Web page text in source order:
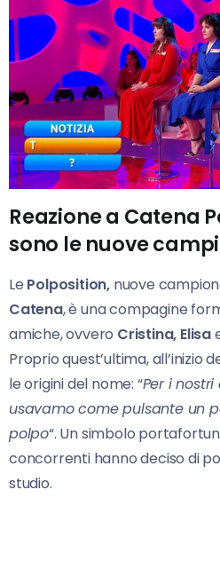
Reazione a Catena
sono le nuove
Le Polposition, nuove
Catena, è una compagine
amiche, ovvero Cristina, Elisa
Proprio quest’ultima, all’inizio
le origini del nome: “Per i
usavamo come pulsante un
polpo“. Un simbolo
concorrenti hanno deciso di
studio.